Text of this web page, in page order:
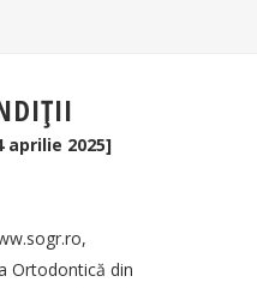
aprilie 2025]
,
Ortodontică din